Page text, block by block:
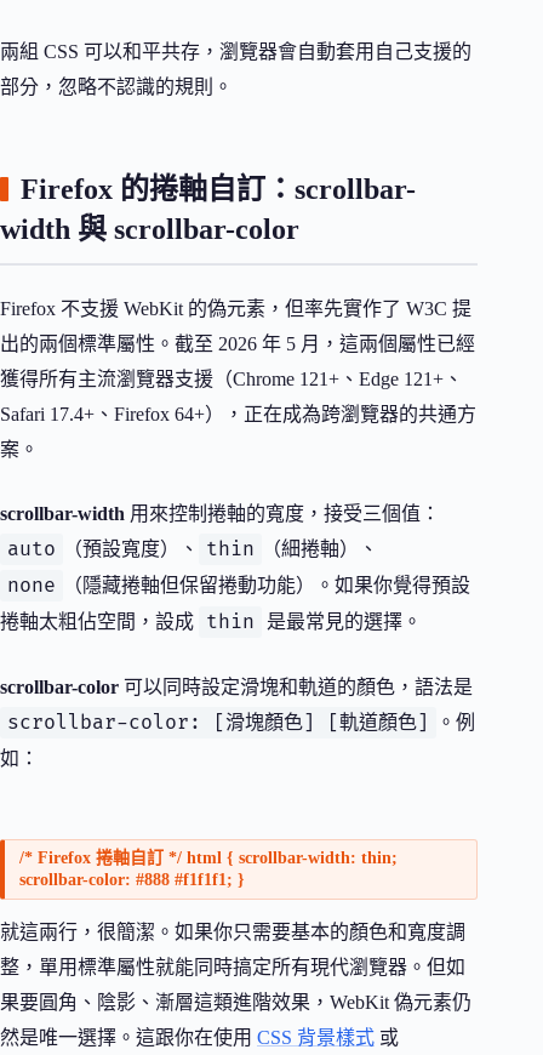
兩組 CSS 可以和平共存，瀏覽器會自動套用自己支援的
部分，忽略不認識的規則。
Firefox 的捲軸自訂：scrollbar-
width 與 scrollbar-color
Firefox 不支援 WebKit 的偽元素，但率先實作了 W3C 提
出的兩個標準屬性。截至 2026 年 5 月，這兩個屬性已經
獲得所有主流瀏覽器支援（Chrome 121+、Edge 121+、
Safari 17.4+、Firefox 64+），正在成為跨瀏覽器的共通方
案。
scrollbar-width 用來控制捲軸的寬度，接受三個值：
auto （預設寬度）、 thin （細捲軸）、
none
（隱藏捲軸但保留捲動功能）。如果你覺得預設
捲軸太粗佔空間，設成
thin 是最常見的選擇。
scrollbar-color 可以同時設定滑塊和軌道的顏色，語法是
scrollbar-color: [滑塊顏色] [軌道顏色]
。例
如：
/* Firefox 捲軸自訂 */ html { scrollbar-width: thin;
scrollbar-color: #888 #f1f1f1; }
就這兩行，很簡潔。如果你只需要基本的顏色和寬度調
整，單用標準屬性就能同時搞定所有現代瀏覽器。但如
果要圓角、陰影、漸層這類進階效果，WebKit 偽元素仍
然是唯一選擇。這跟你在使用 CSS 背景樣式 或